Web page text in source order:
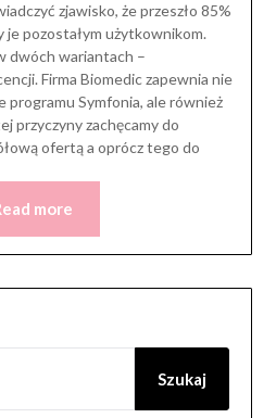
zjawisko, że przeszło 85%
pozostałym użytkownikom.
dwóch wariantach –
Firma Biomedic zapewnia nie
programu Symfonia, ale również
przyczyny zachęcamy do
ofertą a oprócz tego do
more
Szukaj